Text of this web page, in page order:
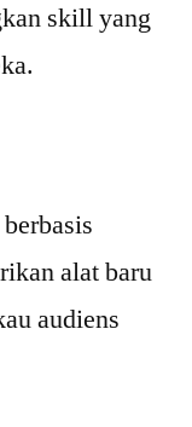
skill yang
alat baru
audiens